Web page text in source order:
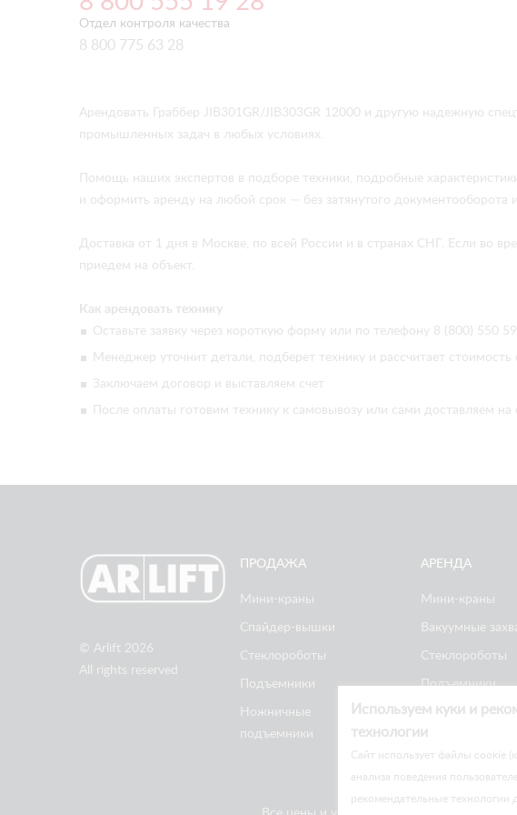
Отдел контроля качества
8 800 775 63 28
Арендовать Граббер JIB301GR/JIB303GR 12000 и другую надежную
промышленных задач в любых условиях.
Помощь наших экспертов в подборе техники, подробные
и оформить аренду на любой срок — без затянутого документооборота и
Доставка от 1 дня в Москве, по всей России и в странах СНГ. Если во
приедем на объект.
Как арендовать технику
Оставьте заявку через короткую форму или по телефону 8 (800) 550
Менеджер уточнит детали, подберет технику и рассчитает
Заключаем договор и выставляем счет
После оплаты готовим технику к самовывозу или сами доставляем на
© Arlift 2026
All rights reserved
ПРОДАЖА
Мини-краны
Спайдер-вышки
Стеклороботы
Подъемники
Ножничные
подъемники
АРЕНДА
Мини-краны
Вакуумные
Стеклороботы
Подъемники
Ножничные
подъемники
Используем куки и
технологии
Cайт использует файлы cookie
анализа поведения
рекомендательные технологии